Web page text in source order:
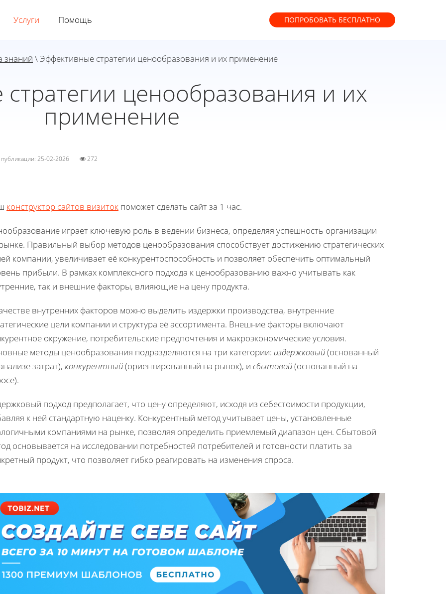
Услуги Помощь ПОПРОБОВАТЬ БЕСПЛАТНО
знаний \ Эффективные стратегии ценообразования и их применение
ценообразования и их
применение
публикации: 25-02-2026 272
конструктор сайтов визиток поможет сделать сайт за 1 час.
играет ключевую роль в ведении бизнеса, определяя успешность организации
Правильный выбор методов ценообразования способствует достижению стратегических
компании, увеличивает её конкурентоспособность и позволяет обеспечить оптимальный
прибыли. В рамках комплексного подхода к ценообразованию важно учитывать как
так и внешние факторы, влияющие на цену продукта.
внутренних факторов можно выделить издержки производства, внутренние
цели компании и структура её ассортимента. Внешние факторы включают
окружение, потребительские предпочтения и макроэкономические условия.
методы ценообразования подразделяются на три категории: издержковый(основанный
затрат), конкурентный(ориентированный на рынок), и сбытовой(основанный на
подход предполагает, что цену определяют, исходя из себестоимости продукции,
к ней стандартную наценку. Конкурентный метод учитывает цены, установленные
компаниями на рынке, позволяя определить приемлемый диапазон цен. Сбытовой
основывается на исследовании потребностей потребителей и готовности платить за
продукт, что позволяет гибко реагировать на изменения спроса.